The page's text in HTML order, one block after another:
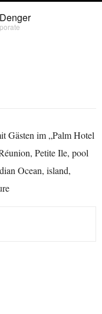
Gästen im „Palm Hotel
Petite Ile, pool
Ocean, island,